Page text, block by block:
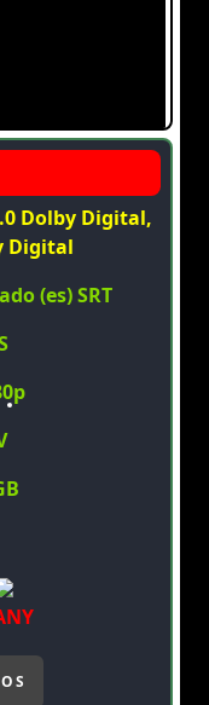
Dolby Digital,
Digital
(es) SRT